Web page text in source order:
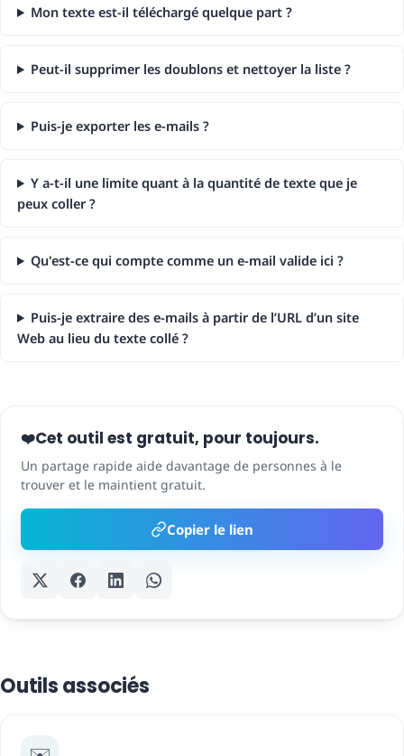
Mon texte est-il téléchargé quelque part ?
Peut-il supprimer les doublons et nettoyer la liste ?
Puis-je exporter les e-mails ?
Y a-t-il une limite quant à la quantité de texte que je
peux coller ?
Qu'est-ce qui compte comme un e-mail valide ici ?
Puis-je extraire des e-mails à partir de l’URL d’un site
Web au lieu du texte collé ?
❤️Cet outil est gratuit, pour toujours.
Un partage rapide aide davantage de personnes à le
trouver et le maintient gratuit.
Copier le lien
Outils associés